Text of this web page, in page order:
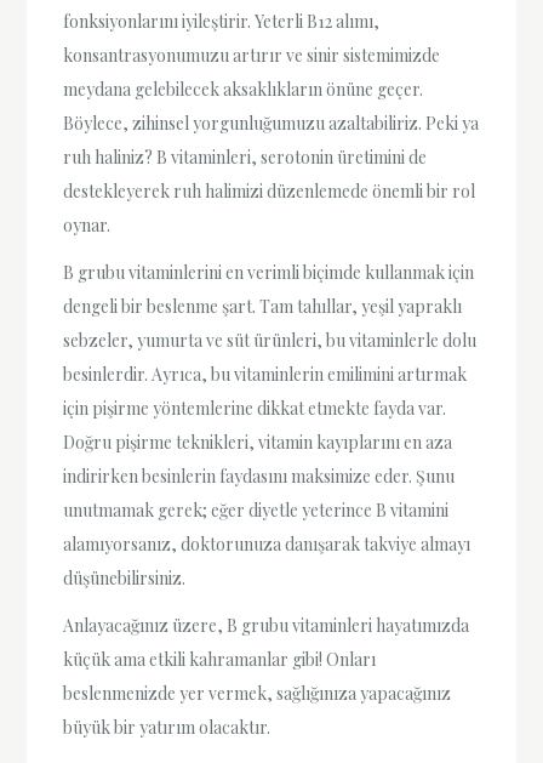
fonksiyonlarını iyileştirir. Yeterli B12 alımı,
konsantrasyonumuzu artırır ve sinir sistemimizde
meydana gelebilecek aksaklıkların önüne geçer.
Böylece, zihinsel yorgunluğumuzu azaltabiliriz. Peki ya
ruh haliniz? B vitaminleri, serotonin üretimini de
destekleyerek ruh halimizi düzenlemede önemli bir rol
oynar.
B grubu vitaminlerini en verimli biçimde kullanmak için
dengeli bir beslenme şart. Tam tahıllar, yeşil yapraklı
sebzeler, yumurta ve süt ürünleri, bu vitaminlerle dolu
besinlerdir. Ayrıca, bu vitaminlerin emilimini artırmak
için pişirme yöntemlerine dikkat etmekte fayda var.
Doğru pişirme teknikleri, vitamin kayıplarını en aza
indirirken besinlerin faydasını maksimize eder. Şunu
unutmamak gerek; eğer diyetle yeterince B vitamini
alamıyorsanız, doktorunuza danışarak takviye almayı
düşünebilirsiniz.
Anlayacağınız üzere, B grubu vitaminleri hayatımızda
küçük ama etkili kahramanlar gibi! Onları
beslenmenizde yer vermek, sağlığınıza yapacağınız
büyük bir yatırım olacaktır.